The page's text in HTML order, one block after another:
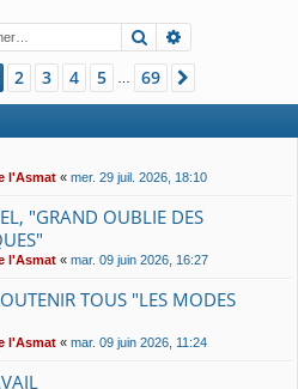
h
Rechercher
1sur 69
2 3 4 5 69
l'Asmat « mer. 29 juil. 2026, 18:10
"GRAND OUBLIE DES
l'Asmat « mar. 09 juin 2026, 16:27
TOUS "LES MODES
l'Asmat « mar. 09 juin 2026, 11:24